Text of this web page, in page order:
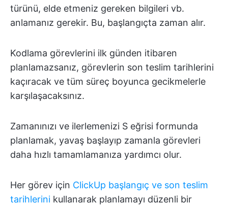
türünü, elde etmeniz gereken bilgileri vb.
anlamanız gerekir. Bu, başlangıçta zaman alır.
Kodlama görevlerini ilk günden itibaren
planlamazsanız, görevlerin son teslim tarihlerini
kaçıracak ve tüm süreç boyunca gecikmelerle
karşılaşacaksınız.
Zamanınızı ve ilerlemenizi S eğrisi formunda
planlamak, yavaş başlayıp zamanla görevleri
daha hızlı tamamlamanıza yardımcı olur.
Her görev için ClickUp başlangıç ve son teslim
tarihlerini kullanarak planlamayı düzenli bir